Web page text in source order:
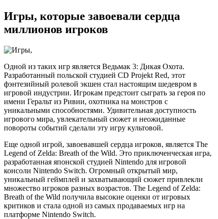
Игры, которые завоевали сердца
миллионов игроков
Одной из таких игр является Ведьмак 3: Дикая Охота.
Разработанный польской студией CD Projekt Red, этот
фэнтезийный ролевой экшен стал настоящим шедевром в
игровой индустрии. Игрокам предстоит сыграть за героя по
имени Геральт из Ривии, охотника на монстров с
уникальными способностями. Удивительная доступность
игрового мира, увлекательный сюжет и неожиданные
повороты событий сделали эту игру культовой.
Еще одной игрой, завоевавшей сердца игроков, является The
Legend of Zelda: Breath of the Wild. Это приключенческая игра,
разработанная японской студией Nintendo для игровой
консоли Nintendo Switch. Огромный открытый мир,
уникальный геймплей и захватывающий сюжет привлекли
множество игроков разных возрастов. The Legend of Zelda:
Breath of the Wild получила высокие оценки от игровых
критиков и стала одной из самых продаваемых игр на
платформе Nintendo Switch.